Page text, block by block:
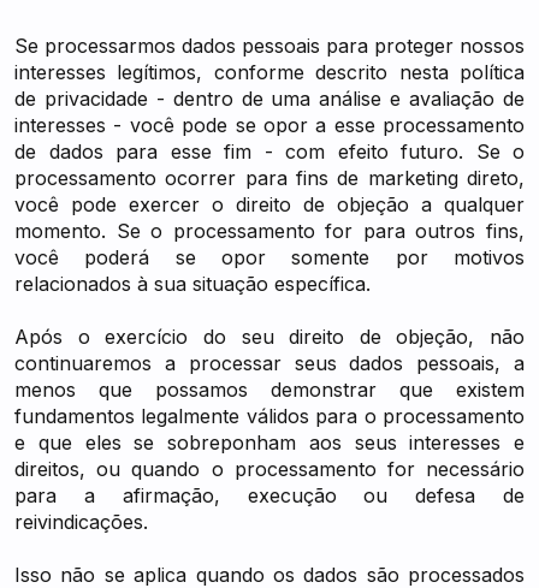
Se processarmos dados pessoais para proteger nossos
interesses legítimos, conforme descrito nesta política
de privacidade - dentro de uma análise e avaliação de
interesses - você pode se opor a esse processamento
de dados para esse fim - com efeito futuro. Se o
processamento ocorrer para fins de marketing direto,
você pode exercer o direito de objeção a qualquer
momento. Se o processamento for para outros fins,
você poderá se opor somente por motivos
relacionados à sua situação específica.
Após o exercício do seu direito de objeção, não
continuaremos a processar seus dados pessoais, a
menos que possamos demonstrar que existem
fundamentos legalmente válidos para o processamento
e que eles se sobreponham aos seus interesses e
direitos, ou quando o processamento for necessário
para a afirmação, execução ou defesa de
reivindicações.
Isso não se aplica quando os dados são processados